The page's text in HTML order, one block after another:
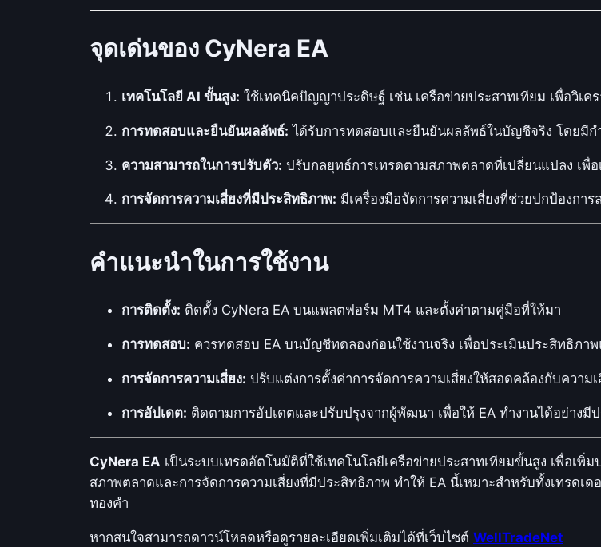
จุดเด่นของ CyNera EA
เทคโนโลยี AI ขั้นสูง: ใช้เทคนิคปัญญาประดิษฐ์ เช่น เครือข่ายประสาทเทียม เพื่อวิเ
การทดสอบและยืนยันผลลัพธ์: ได้รับการทดสอบและยืนยันผลลัพธ์ในบัญชีจริง โดยมีก
ความสามารถในการปรับตัว: ปรับกลยุทธ์การเทรดตามสภาพตลาดที่เปลี่ยนแปลง เพื่อ
การจัดการความเสี่ยงที่มีประสิทธิภาพ: มีเครื่องมือจัดการความเสี่ยงที่ช่วยปกป้องการ
คำแนะนำในการใช้งาน
การติดตั้ง: ติดตั้ง CyNera EA บนแพลตฟอร์ม MT4 และตั้งค่าตามคู่มือที่ให้มา
การทดสอบ: ควรทดสอบ EA บนบัญชีทดลองก่อนใช้งานจริง เพื่อประเมินประสิทธิภา
การจัดการความเสี่ยง: ปรับแต่งการตั้งค่าการจัดการความเสี่ยงให้สอดคล้องกับความ
การอัปเดต: ติดตามการอัปเดตและปรับปรุงจากผู้พัฒนา เพื่อให้ EA ทำงานได้อย่างมี
CyNera EA เป็นระบบเทรดอัตโนมัติที่ใช้เทคโนโลยีเครือข่ายประสาทเทียมขั้นสูง เพื่อเ
สภาพตลาดและการจัดการความเสี่ยงที่มีประสิทธิภาพ ทำให้ EA นี้เหมาะสำหรับทั้งเทรดเ
ทองคำ
หากสนใจสามารถดาวน์โหลดหรือดูรายละเอียดเพิ่มเติมได้ที่เว็บไซต์ WellTradeNet